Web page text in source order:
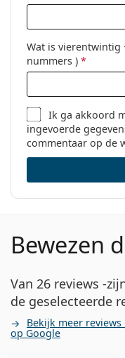
Wat is vierentwintig
nummers ) *
Ik ga akkoord
ingevoerde
commentaar op de
Bewezen
Van 26 reviews -
de geselecteerde
Bekijk meer reviews
op Google